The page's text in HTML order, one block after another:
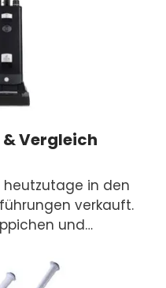
Vergleich
in den
verkauft.
und…